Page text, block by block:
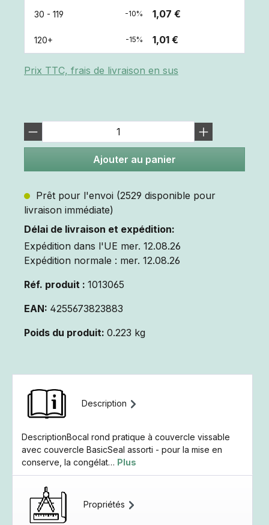
30 - 119 -10% 1,07 €
120+ -15% 1,01 €
Prix TTC, frais de livraison en sus
Ajouter au panier
Prêt pour l'envoi (2529 disponible pour
livraison immédiate)
Délai de livraison et expédition:
Expédition dans l'UE mer. 12.08.26
Expédition normale : mer. 12.08.26
Réf. produit : 1013065
EAN: 4255673823883
Poids du produit: 0.223 kg
Description
DescriptionBocal rond pratique à couvercle vissable
avec couvercle BasicSeal assorti - pour la mise en
conserve, la congélat… Plus
Propriétés